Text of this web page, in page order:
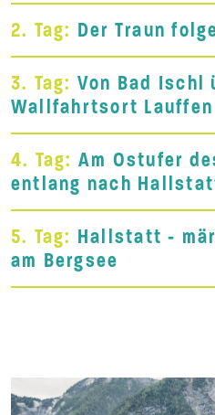
2. Tag: Der Traun
3. Tag: Von Bad Ischl
Wallfahrtsort Lauffen
4. Tag: Am Ostufer
entlang nach
5. Tag: Hallstatt -
am Bergsee